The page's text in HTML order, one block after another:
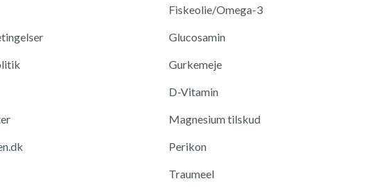
Fiskeolie/Omega-3
Glucosamin
Gurkemeje
D-Vitamin
Magnesium tilskud
Perikon
Traumeel